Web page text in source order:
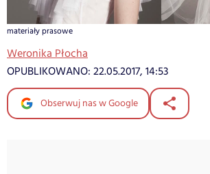
materiały prasowe
Weronika Płocha
OPUBLIKOWANO: 22.05.2017, 14:53
Obserwuj nas w Google